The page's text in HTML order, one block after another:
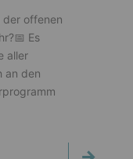
der offenen
Es
aller
an den